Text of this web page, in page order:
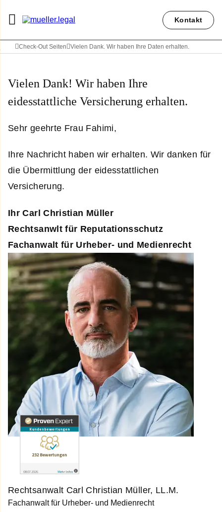
Kontakt
Check-Out Seiten Vielen Dank. Wir haben Ihre Daten erhalten.
Vielen Dank! Wir haben Ihre
eidesstattliche Versicherung erhalten.
Sehr geehrte Frau Fahimi,
Ihre Nachricht haben wir erhalten. Wir danken für
die Übermittlung der eidesstattlichen
Versicherung.
Ihr Carl Christian Müller
Rechtsanwltfür Reputationsschutz
Fachanwalt für Urheber- und Medienrecht
Rechtsanwalt Carl Christian Müller, LL.M.
Fachanwalt für Urheber- und Medienrecht